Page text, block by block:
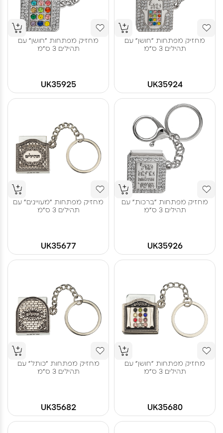
מחזיק מפתחות "חושן" עם
תהילים 3 ס"מ
UK35924
מחזיק מפתחות "חושן" עם
תהילים 3 ס"מ
UK35925
מחזיק מפתחות "ברכות" עם
תהילים 3 ס"מ
UK35926
מחזיק מפתחות "מעויינים" עם
תהילים 3 ס"מ
UK35677
מחזיק מפתחות "חושן" עם
תהילים 3 ס"מ
UK35680
מחזיק מפתחות "כותל" עם
תהילים 3 ס"מ
UK35682